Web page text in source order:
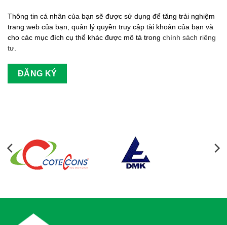
Thông tin cá nhân của bạn sẽ được sử dụng để tăng trải nghiệm
trang web của bạn, quản lý quyền truy cập tài khoản của bạn và
cho các mục đích cụ thể khác được mô tả trong chính sách riêng
tư.
ĐĂNG KÝ